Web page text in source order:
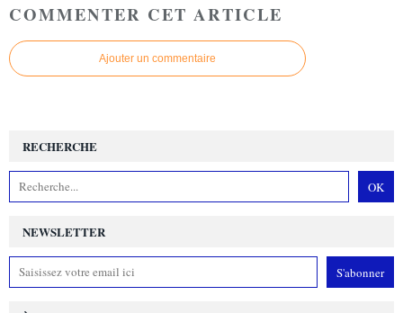
COMMENTER CET ARTICLE
Ajouter un commentaire
NEWSLETTER
RECHERCHE